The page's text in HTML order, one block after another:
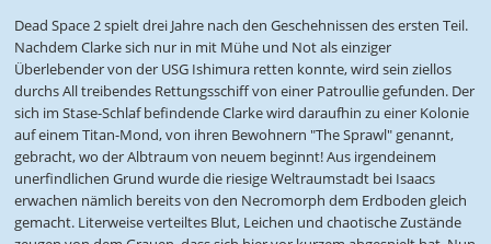
Dead Space 2 spielt drei Jahre nach den Geschehnissen des ersten Teil.
Nachdem Clarke sich nur in mit Mühe und Not als einziger
Überlebender von der USG Ishimura retten konnte, wird sein ziellos
durchs All treibendes Rettungsschiff von einer Patroullie gefunden. Der
sich im Stase-Schlaf befindende Clarke wird daraufhin zu einer Kolonie
auf einem Titan-Mond, von ihren Bewohnern "The Sprawl" genannt,
gebracht, wo der Albtraum von neuem beginnt! Aus irgendeinem
unerfindlichen Grund wurde die riesige Weltraumstadt bei Isaacs
erwachen nämlich bereits von den Necromorph dem Erdboden gleich
gemacht. Literweise verteiltes Blut, Leichen und chaotische Zustände